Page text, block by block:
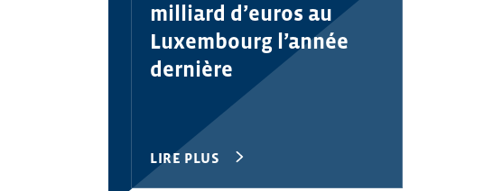
milliard d’euros au
Luxembourg l’année
dernière
LIRE PLUS